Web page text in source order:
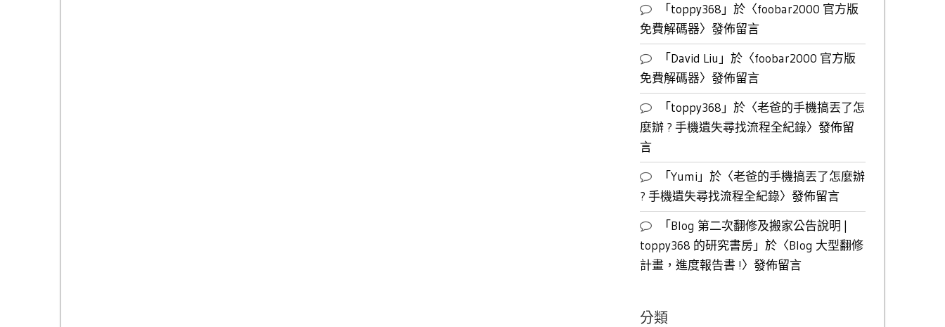
「toppy368 」於〈foobar2000 官方版
免費解碼器〉發佈留言
「David Liu 」於〈foobar2000 官方版
免費解碼器〉發佈留言
「toppy368 」於〈老爸的手機搞丟了怎
麼辦 ? 手機遺失尋找流程全紀錄〉發佈留
言
「Yumi 」於〈老爸的手機搞丟了怎麼辦
? 手機遺失尋找流程全紀錄〉發佈留言
「Blog 第二次翻修及搬家公告說明 |
toppy368 的研究書房」於〈Blog 大型翻修
計畫，進度報告書 !〉發佈留言
分類